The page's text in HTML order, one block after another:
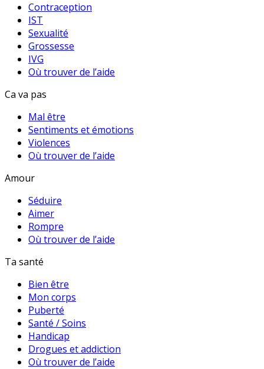
Contraception
IST
Sexualité
Grossesse
IVG
Où trouver de l’aide
Ca va pas
Mal être
Sentiments et émotions
Violences
Où trouver de l’aide
Amour
Séduire
Aimer
Rompre
Où trouver de l’aide
Ta santé
Bien être
Mon corps
Puberté
Santé / Soins
Handicap
Drogues et addiction
Où trouver de l’aide